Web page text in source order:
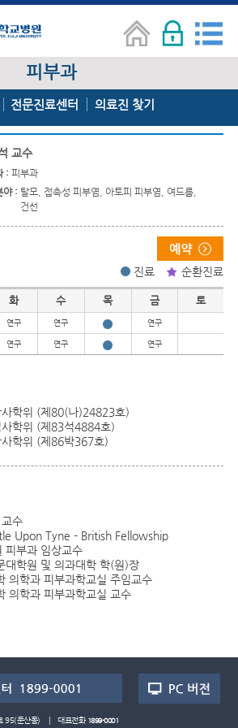
피부과
전문진료센터 의료진 찾기
교수
: 피부과
야 : 탈모, 접촉성 피부염, 아토피 피부염, 여드름,
건선
진료
순환진료
화 수 목 금 토
연구 연구 연구
연구 연구 연구
학위 (제80(나)24823호)
학위 (제83석4884호)
학위 (제86박367호)
수
Upon Tyne - British Fellowship
피부과 임상교수
대학원 및 의과대학 학(원)장
의학과 피부과학교실 주임교수
의학과 피부과학교실 교수
로 95(둔산동) | 대표전화1899-0001